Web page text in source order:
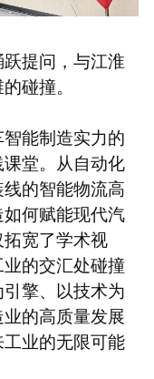
提问，与江淮
碰撞。
能制造实力的
堂。从自动化
的智能物流高
何赋能现代汽
宽了学术视
的交汇处碰撞
擎、以技术为
的高质量发展
业的无限可能